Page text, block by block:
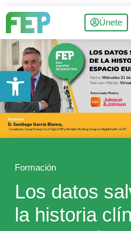
Únete
Formación
Los datos
la historia
Abrir barra de herramientas